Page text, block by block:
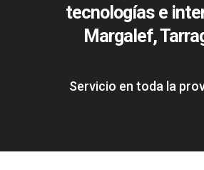
tecnologías e
Margalef,
Servicio en toda la